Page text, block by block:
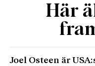
Här
Joel Osteen är